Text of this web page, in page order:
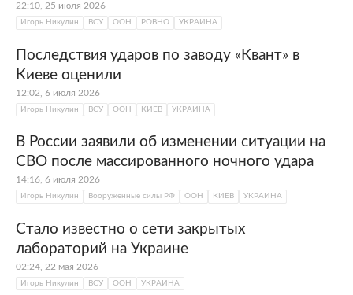
22:10, 25 июля 2026
Игорь Никулин ВСУ ООН РОВНО УКРАИНА
Последствия ударов по заводу «Квант» в
Киеве оценили
12:02, 6 июля 2026
Игорь Никулин ВСУ ООН КИЕВ УКРАИНА
В России заявили об изменении ситуации на
СВО после массированного ночного удара
14:16, 6 июля 2026
Игорь Никулин Вооруженные силы РФ ООН КИЕВ УКРАИНА
Стало известно о сети закрытых
лабораторий на Украине
02:24, 22 мая 2026
Игорь Никулин ВСУ ООН УКРАИНА